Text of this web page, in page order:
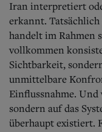
Iran interpretiert
erkannt. Tatsächlich
handelt im Rahmen
vollkommen
Sichtbarkeit,
unmittelbare
Einflussnahme.
sondern auf das
überhaupt existiert.